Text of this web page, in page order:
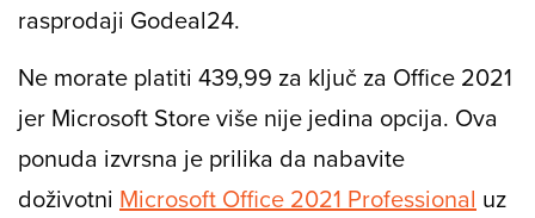
rasprodaji Godeal24.
Ne morate platiti 439,99 za ključ za Office 2021
jer Microsoft Store više nije jedina opcija. Ova
ponuda izvrsna je prilika da nabavite
doživotni Microsoft Office 2021 Professional uz